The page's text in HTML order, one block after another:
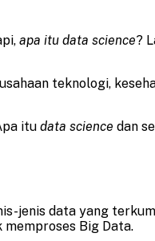
apa itu data science?
teknologi,
itu data science dan
jenis data yang
Big Data.